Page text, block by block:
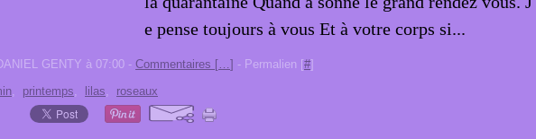
e pense toujours à vous Et à votre corps si...
GENTY à 07:00 - Commentaires […] - Permalien [#]
, printemps, lilas, roseaux